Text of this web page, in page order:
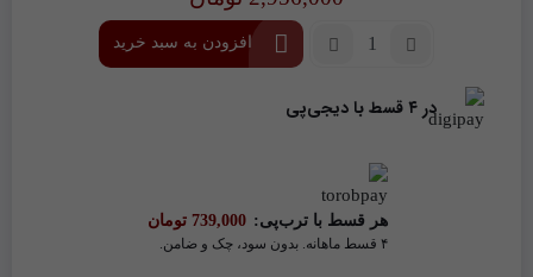
تعداد:
استارک
افزودن به سبد خرید
در ۴ قسط با دیجی‌پی
هر قسط با ترب‌پی: 739,000 تومان
۴ قسط ماهانه. بدون سود، چک و ضامن.